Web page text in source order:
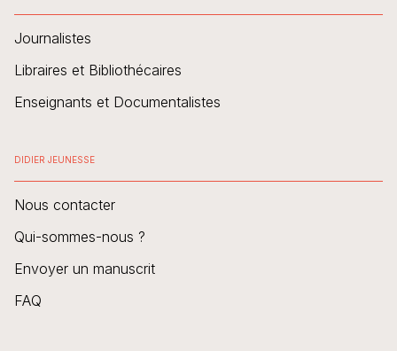
Journalistes
Libraires et Bibliothécaires
Enseignants et Documentalistes
DIDIER JEUNESSE
Nous contacter
Qui-sommes-nous ?
Envoyer un manuscrit
FAQ